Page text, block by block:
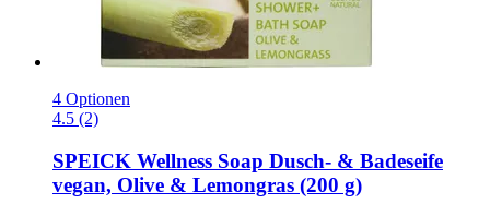
4 Optionen
4.5 (2)
SPEICK Wellness Soap Dusch-​ & Badeseife
vegan, Olive & Lemongras (200 g)